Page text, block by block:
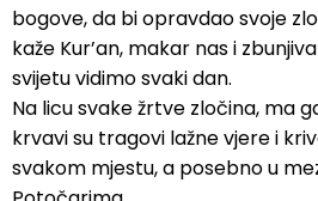
bogove, da bi opravdao svoje
kaže Kur’an, makar nas i
svijetu vidimo svaki dan.
Na licu svake žrtve zločina, ma
krvavi su tragovi lažne vjere i
svakom mjestu, a posebno u